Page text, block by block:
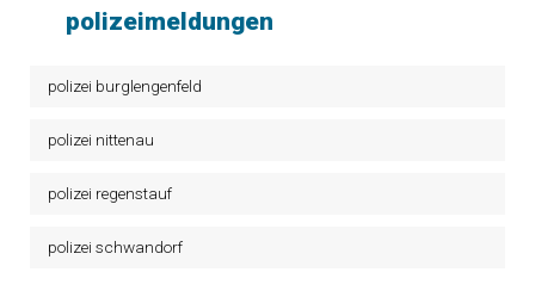
polizeimeldungen
polizei burglengenfeld
polizei nittenau
polizei regenstauf
polizei schwandorf